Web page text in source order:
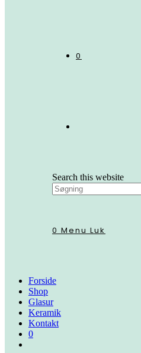
0
Search this website
0 Menu Luk
Forside
Shop
Glasur
Keramik
Kontakt
0